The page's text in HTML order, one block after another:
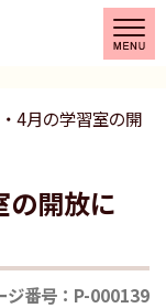
4月の学習室の開
の開放に
ジ番号：P-000139